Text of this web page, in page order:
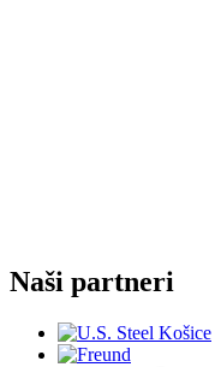
Naši partneri